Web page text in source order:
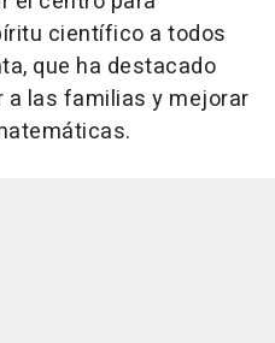
científico a todos
que ha destacado
a las familias y mejorar